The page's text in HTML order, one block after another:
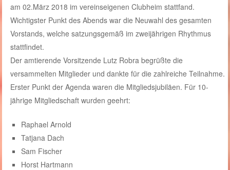
am 02.März 2018 im vereinseigenen Clubheim stattfand.
Wichtigster Punkt des Abends war die Neuwahl des gesamten
Vorstands, welche satzungsgemäß im zweijährigen Rhythmus
stattfindet.
Der amtierende Vorsitzende Lutz Robra begrüßte die
versammelten Mitglieder und dankte für die zahlreiche Teilnahme.
Erster Punkt der Agenda waren die Mitgliedsjubiläen. Für 10-
jährige Mitgliedschaft wurden geehrt:
Raphael Arnold
Tatjana Dach
Sam Fischer
Horst Hartmann